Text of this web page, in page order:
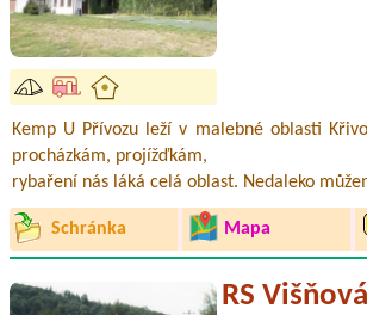
Kemp U Přívozu leží v malebné oblasti
procházkám, projížďkám,
rybaření nás láká celá oblast. Nedaleko
Schránka Mapa
RS